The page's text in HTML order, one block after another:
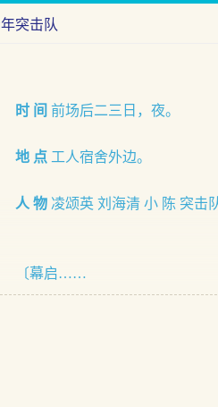
突击队
时 间 前场后二三日，夜。
地 点 工人宿舍外边。
人 物 凌颂英 刘海清 小 陈 突
〔幕启……